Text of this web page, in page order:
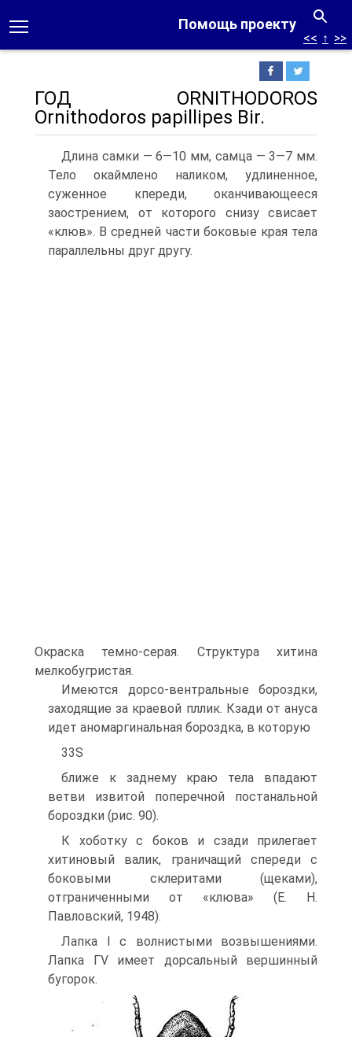
Помощь проекту
<< ↑ >>
ГОД ORNITHODOROS
Ornithodoros papillipes Bir.
Длина самки — 6—10 мм, самца — 3—7 мм.
Тело окаймлено наликом, удлиненное,
суженное кпереди, оканчивающееся
заострением, от которого снизу свисает
«клюв». В средней части боковые края тела
параллельны друг другу.
Окраска темно-серая. Структура хитина
мелкобугристая.
Имеются дорсо-вентральные бороздки,
заходящие за краевой пллик. Кзади от ануса
идет аномаргинальная бороздка, в которую
33S
ближе к заднему краю тела впадают
ветви извитой поперечной постанальной
бороздки (рис. 90).
К хоботку с боков и сзади прилегает
хитиновый валик, граничащий спереди с
боковыми склеритами (щеками),
отграниченными от «клюва» (Е. Н.
Павловский, 1948).
Лапка I с волнистыми возвышениями.
Лапка ГѴ имеет дорсальный вершинный
бугорок.